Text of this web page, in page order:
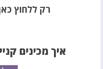
רק ללחוץ
איך מכינים